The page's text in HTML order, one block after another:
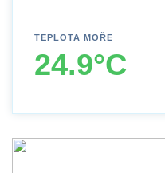
TEPLOTA MOŘE
24.9°C